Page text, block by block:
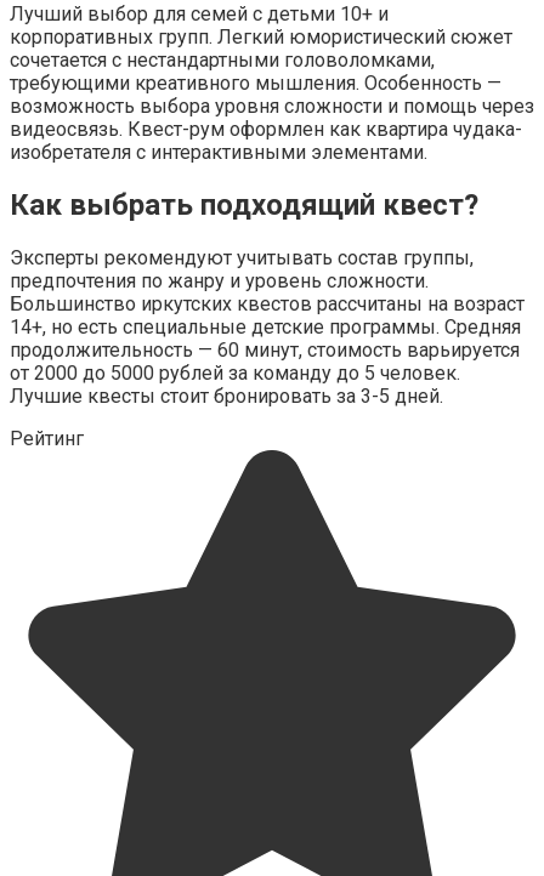
Лучший выбор для семей с детьми 10+ и
корпоративных групп. Легкий юмористический сюжет
сочетается с нестандартными головоломками,
требующими креативного мышления. Особенность —
возможность выбора уровня сложности и помощь через
видеосвязь. Квест-рум оформлен как квартира чудака-
изобретателя с интерактивными элементами.
Как выбрать подходящий квест?
Эксперты рекомендуют учитывать состав группы,
предпочтения по жанру и уровень сложности.
Большинство иркутских квестов рассчитаны на возраст
14+, но есть специальные детские программы. Средняя
продолжительность — 60 минут, стоимость варьируется
от 2000 до 5000 рублей за команду до 5 человек.
Лучшие квесты стоит бронировать за 3-5 дней.
Рейтинг